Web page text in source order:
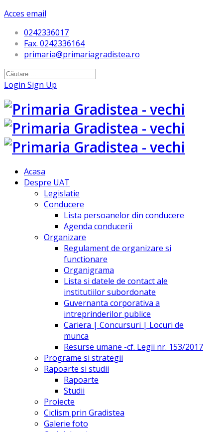
Acces email
0242336017
Fax. 0242336164
primaria@primariagradistea.ro
Login Sign Up
Acasa
Despre UAT
Legislatie
Conducere
Lista persoanelor din conducere
Agenda conducerii
Organizare
Regulament de organizare si
functionare
Organigrama
Lista si datele de contact ale
institutiilor subordonate
Guvernanta corporativa a
intreprinderilor publice
Cariera | Concursuri | Locuri de
munca
Resurse umane -cf. Legii nr. 153/2017
Programe si strategii
Rapoarte si studii
Rapoarte
Studii
Proiecte
Ciclism prin Gradistea
Galerie foto